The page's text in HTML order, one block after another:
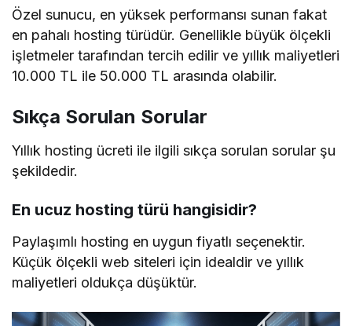
Özel sunucu, en yüksek performansı sunan fakat
en pahalı hosting türüdür. Genellikle büyük ölçekli
işletmeler tarafından tercih edilir ve yıllık maliyetleri
10.000 TL ile 50.000 TL arasında olabilir.
Sıkça Sorulan Sorular
Yıllık hosting ücreti ile ilgili sıkça sorulan sorular şu
şekildedir.
En ucuz hosting türü hangisidir?
Paylaşımlı hosting en uygun fiyatlı seçenektir.
Küçük ölçekli web siteleri için idealdir ve yıllık
maliyetleri oldukça düşüktür.